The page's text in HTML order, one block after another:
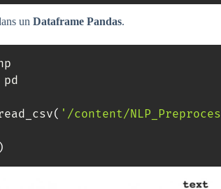
un Dataframe Pandas.
pd
( '/content/
)